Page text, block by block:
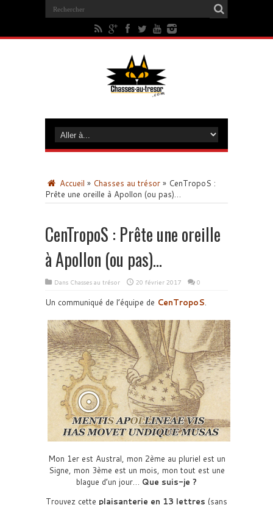
Accueil » Chasses au trésor » CenTropoS :
Prête une oreille à Apollon (ou pas)…
CenTropoS : Prête une oreille
à Apollon (ou pas)…
Dans Chasses au trésor 20 février 2017 0
Un communiqué de l’équipe de CenTropoS.
Mon 1er est Austral, mon 2ème au pluriel est un
Signe, mon 3ème est un mois, mon tout est une
blague d’un jour… Que suis-je ?
Trouvez cette plaisanterie en 13 lettres (sans